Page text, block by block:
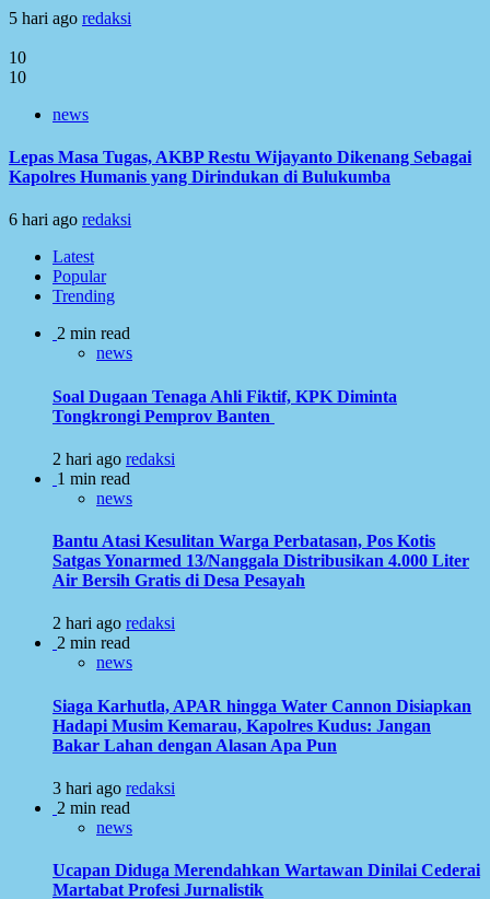
5 hari ago redaksi
10
10
news
Lepas Masa Tugas, AKBP Restu Wijayanto Dikenang Sebagai
Kapolres Humanis yang Dirindukan di Bulukumba
6 hari ago redaksi
Latest
Popular
Trending
2 min read
news
Soal Dugaan Tenaga Ahli Fiktif, KPK Diminta
Tongkrongi Pemprov Banten
2 hari ago redaksi
1 min read
news
Bantu Atasi Kesulitan Warga Perbatasan, Pos Kotis
Satgas Yonarmed 13/Nanggala Distribusikan 4.000 Liter
Air Bersih Gratis di Desa Pesayah
2 hari ago redaksi
2 min read
news
Siaga Karhutla, APAR hingga Water Cannon Disiapkan
Hadapi Musim Kemarau, Kapolres Kudus: Jangan
Bakar Lahan dengan Alasan Apa Pun
3 hari ago redaksi
2 min read
news
Ucapan Diduga Merendahkan Wartawan Dinilai Cederai
Martabat Profesi Jurnalistik